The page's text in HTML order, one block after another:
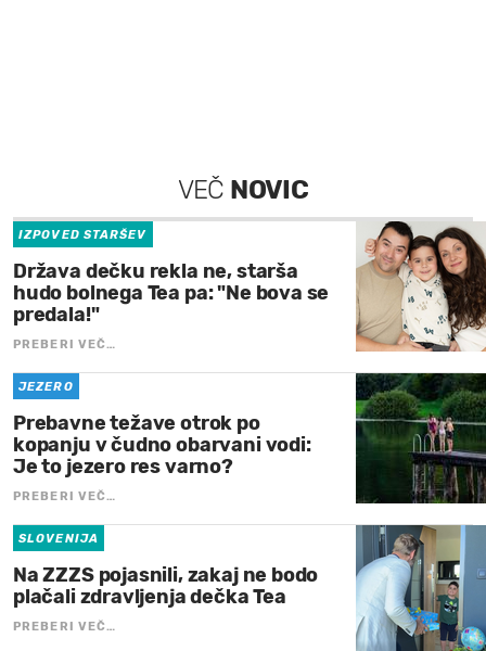
VEČ NOVIC
IZPOVED STARŠEV
Država dečku rekla ne, starša
hudo bolnega Tea pa: "Ne bova se
predala!"
PREBERI VEČ…
JEZERO
Prebavne težave otrok po
kopanju v čudno obarvani vodi:
Je to jezero res varno?
PREBERI VEČ…
SLOVENIJA
Na ZZZS pojasnili, zakaj ne bodo
plačali zdravljenja dečka Tea
PREBERI VEČ…